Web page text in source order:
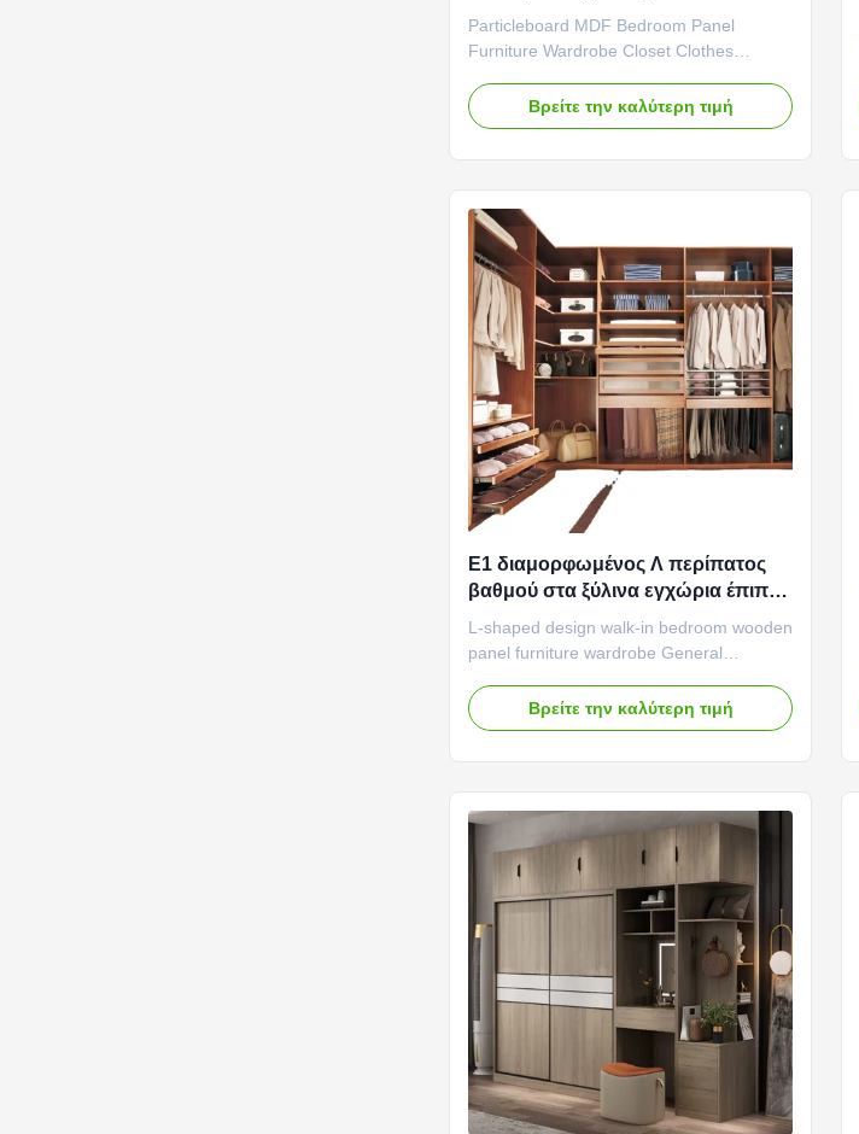
επιτροπής κρεβατοκάμαρων
Particleboard MDF Bedroom Panel
Furniture Wardrobe Closet Clothes
Product composition: Main structure: The
main structure of a wardrobe or closet is
Βρείτε την καλύτερη τιμή
E1 διαμορφωμένος Λ περίπατος
βαθμού στα ξύλινα εγχώρια έπιπλα
Eco ντουλαπών φιλικό
L-shaped design walk-in bedroom wooden
panel furniture wardrobe General
complete room for your clothes. It makes
more storages for lady and gentle man.
Βρείτε την καλύτερη τιμή